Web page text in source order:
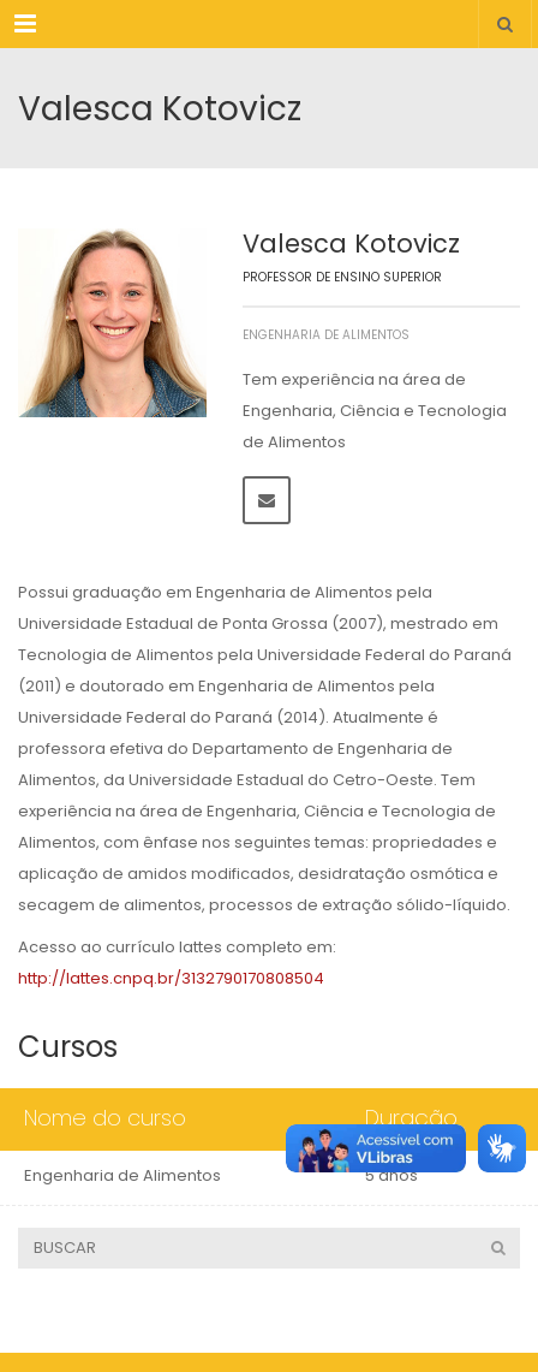
Menu
Valesca Kotovicz
Valesca Kotovicz
PROFESSOR DE ENSINO SUPERIOR
ENGENHARIA DE ALIMENTOS
Tem experiência na área de
Engenharia, Ciência e Tecnologia
de Alimentos
Possui graduação em Engenharia de Alimentos pela
Universidade Estadual de Ponta Grossa (2007), mestrado em
Tecnologia de Alimentos pela Universidade Federal do Paraná
(2011) e doutorado em Engenharia de Alimentos pela
Universidade Federal do Paraná (2014). Atualmente é
professora efetiva do Departamento de Engenharia de
Alimentos, da Universidade Estadual do Cetro-Oeste. Tem
experiência na área de Engenharia, Ciência e Tecnologia de
Alimentos, com ênfase nos seguintes temas: propriedades e
aplicação de amidos modificados, desidratação osmótica e
secagem de alimentos, processos de extração sólido-líquido.
Acesso ao currículo lattes completo em:
http://lattes.cnpq.br/3132790170808504
Cursos
Nome do curso Duração
Engenharia de Alimentos 5 anos